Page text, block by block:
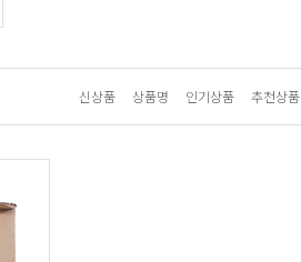
신상품 상품명 인기상품 추천상품